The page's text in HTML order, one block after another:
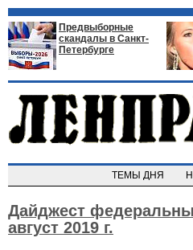
Предвыборные
скандалы в Санкт-
Петербурге
ТЕМЫ ДНЯ
Дайджест
август 2019 г.